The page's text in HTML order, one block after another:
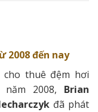
2008 đến nay
thuê đệm hơi
2008, Brian
đã phát